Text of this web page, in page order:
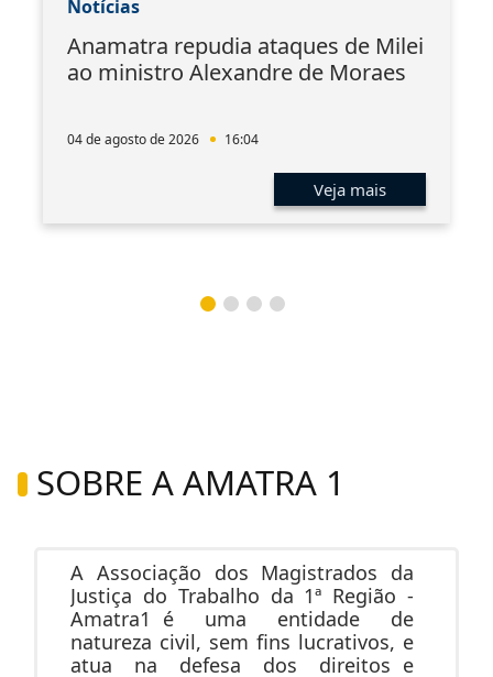
Notícias
Anamatra repudia ataques de Milei
ao ministro Alexandre de Moraes
04 de agosto de 2026 16:04
Veja mais
SOBRE A AMATRA 1
A Associação dos Magistrados da
Justiça do Trabalho da 1ª Região -
Amatra1 é uma entidade de
natureza civil, sem fins lucrativos, e
atua na defesa dos direitos e